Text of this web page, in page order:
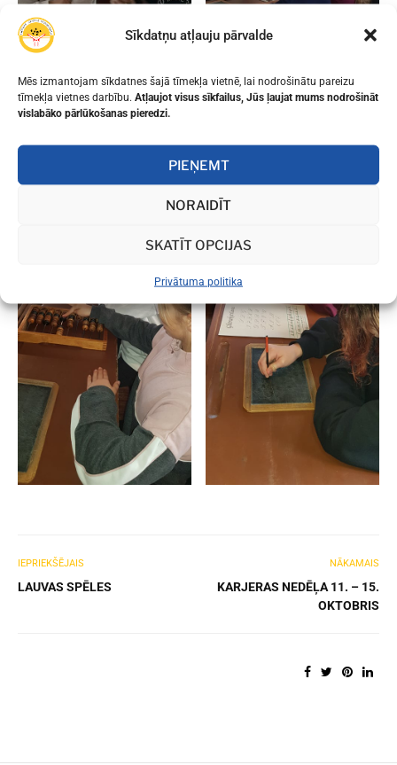
Sīkdatņu atļauju pārvalde
Mēs izmantojam sīkdatnes šajā tīmekļa vietnē, lai nodrošinātu pareizu
tīmekļa vietnes darbību. Atļaujot visus sīkfailus, Jūs ļaujat mums nodrošināt
vislabāko pārlūkošanas pieredzi.
PIEŅEMT
NORAIDĪT
SKATĪT OPCIJAS
Privātuma politika
IEPRIEKŠĒJAIS
LAUVAS SPĒLES
NĀKAMAIS
KARJERAS NEDĒĻA 11. – 15.
OKTOBRIS